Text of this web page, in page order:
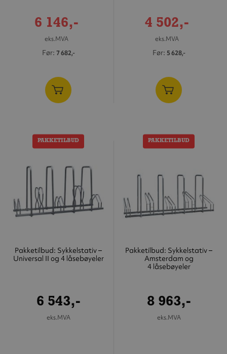
Tilbudspris
6 146,-
eks.MVA
Før 7 682,-
Tilbudspris
4 502,-
eks.MVA
Før 5 628,-
PAKKETILBUD
Pakketilbud: Sykkelstativ –
Universal II og 4 låsebøyeler
6 543,-
eks.MVA
PAKKETILBUD
Pakketilbud: Sykkelstativ –
Amsterdam og
4 låsebøyeler
8 963,-
eks.MVA